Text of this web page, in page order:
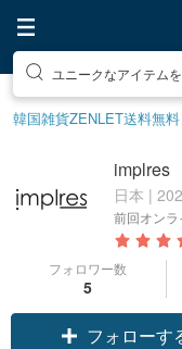
ユニークなアイテム
韓国雑貨ZENLET送料無料
implres
日本 |
前回オンラ
フォロワー数
5
フォローす